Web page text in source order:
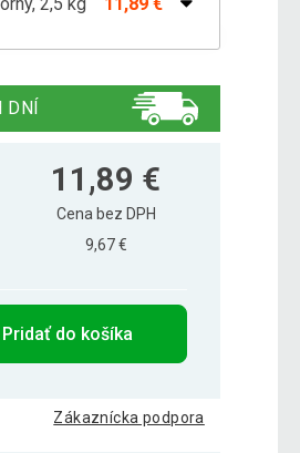
2,5 kg 11,89 €
10 kg 37,29 €
20 kg
DNÍ
11,89 €
Cena bez DPH
9,67 €
Pridať do košíka
Zákaznícka podpora